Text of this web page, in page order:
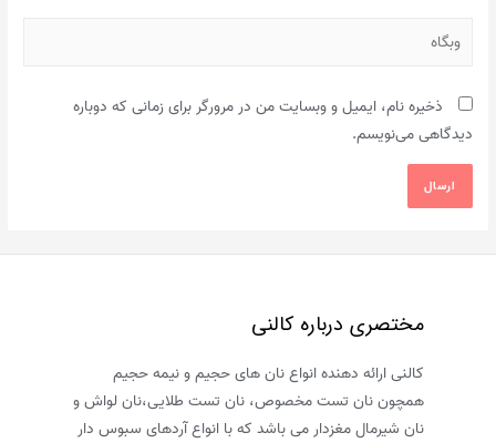
وبگاه
ذخیره نام، ایمیل و وبسایت من در مرورگر برای زمانی که دوباره
دیدگاهی می‌نویسم.
مختصری درباره کالنی
کالنی ارائه دهنده انواع نان های حجیم و نیمه حجیم
همچون نان تست مخصوص، نان تست طلایی،نان لواش و
نان شیرمال مغزدار می باشد که با انواع آردهای سبوس دار